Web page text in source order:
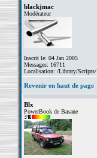
blackjmac
Modérateur
Inscrit le: 04 Jan 2005
Messages: 16711
Localisation: /Library/Scripts/
Revenir en haut de page
Blx
PowerBook de Basane